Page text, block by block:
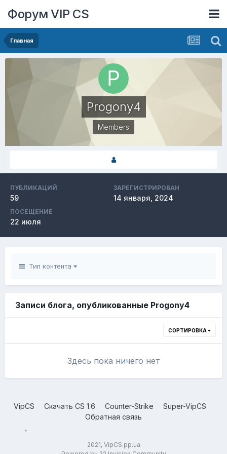
Форум VIP CS
Главная
Progony4
Members
ПУБЛИКАЦИЙ
59
ЗАРЕГИСТРИРОВАН
14 января, 2024
ПОСЕЩЕНИЕ
22 июля
Тип контента
Записи блога, опубликованные Progony4
СОРТИРОВКА
Здесь пока ничего нет
VipCS Скачать CS 1.6 Counter-Strike
Super-VipCS
Обратная связь
2021, VipCS.pp.ua